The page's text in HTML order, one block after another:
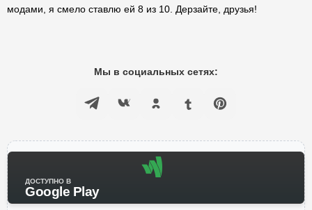
модами, я смело ставлю ей 8 из 10. Дерзайте, друзья!
Мы в социальных сетях:
ДОСТУПНО В
Google Play